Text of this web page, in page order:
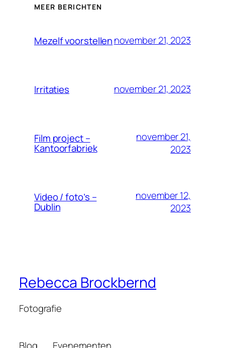
MEER BERICHTEN
Mezelf voorstellennovember 21, 2023
Irritaties november 21, 2023
Film project –
Kantoorfabriek
november 21,
2023
Video / foto’s –
Dublin
november 12,
2023
Rebecca Brockbernd
Fotografie
Blog Evenementen